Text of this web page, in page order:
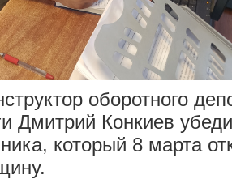
оборотного
Дмитрий Конкиев
который 8 марта